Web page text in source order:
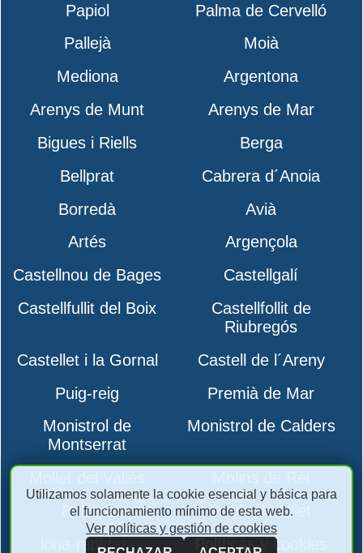
Papiol
Palma de Cervelló
Pallejà
Moià
Mediona
Argentona
Arenys de Munt
Arenys de Mar
Bigues i Riells
Berga
Bellprat
Cabrera d´Anoia
Borredà
Avià
Artés
Argençola
Castellnou de Bages
Castellgalí
Castellfullit del Boix
Castellfollit de
Riubregós
Castellet i la Gornal
Castell de l´Areny
Puig-reig
Premià de Mar
Monistrol de
Montserrat
Monistrol de Calders
Polinyà
Pobla de Lillet
lona-rapidas-
Políticas y cookies
Utilizamos solamente la cookie esencial y básica para
el funcionamiento mínimo de esta web.
Ver políticas y gestión de cookies